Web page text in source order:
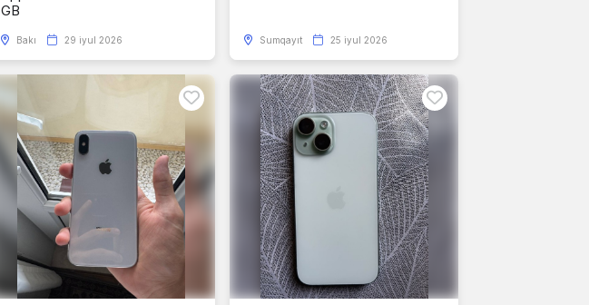
GB
Bakı 29 iyul 2026 Sumqayıt 25 iyul 2026